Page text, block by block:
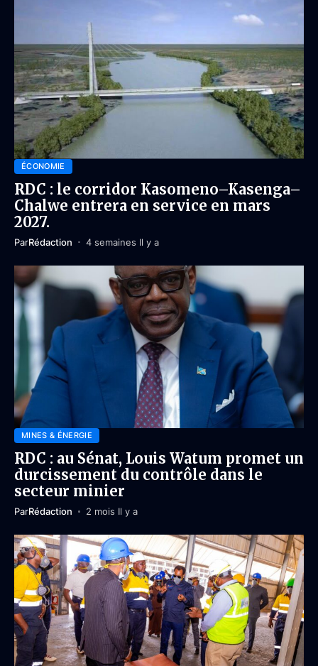
ÉCONOMIE
RDC : le corridor Kasomeno–Kasenga–
Chalwe entrera en service en mars
2027.
ParRédaction 4 semaines Il y a
MINES & ÉNERGIE
RDC : au Sénat, Louis Watum promet un
durcissement du contrôle dans le
secteur minier
ParRédaction 2 mois Il y a